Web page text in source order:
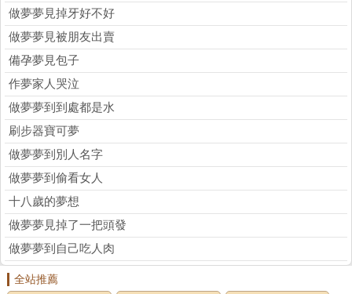
做夢夢見掉牙好不好
做夢夢見被朋友出賣
備孕夢見包子
作夢家人哭泣
做夢夢到到處都是水
刷步器寶可夢
做夢夢到別人名字
做夢夢到偷看女人
十八歲的夢想
做夢夢見掉了一把頭發
做夢夢到自己吃人肉
全站推薦